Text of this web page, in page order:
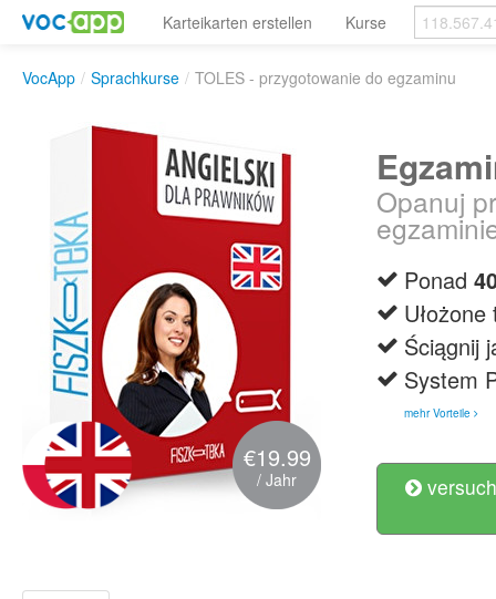
Karteikarten erstellen Kurse
VocApp / Sprachkurse / TOLES - przygotowanie do egzaminu
€19.99
/ Jahr
Opanuj
Ponad
Ściągnij
System
mehr Vorteile